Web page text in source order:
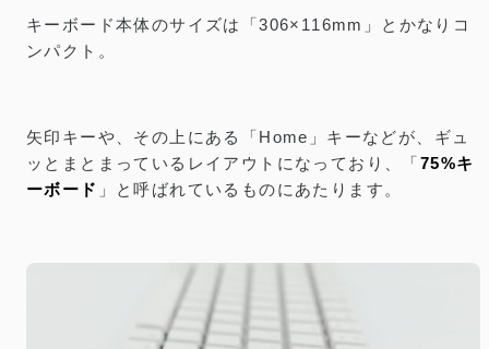
キーボード本体のサイズは「306×116mm」とかなりコ
ンパクト。
矢印キーや、その上にある「Home」キーなどが、ギュ
ッとまとまっているレイアウトになっており、「75%キ
ーボード 」と呼ばれているものにあたります。